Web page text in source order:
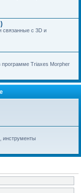
связанные с 3D и
Triaxes Morpher
инструменты